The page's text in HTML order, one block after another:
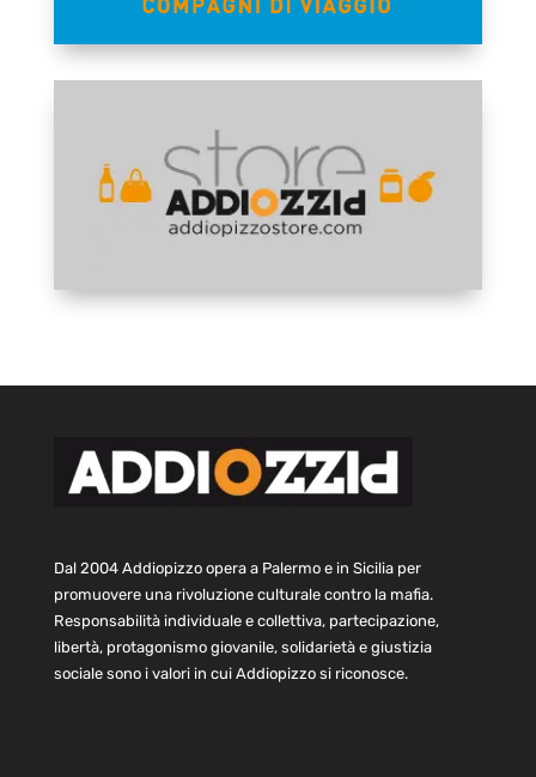
Dal 2004 Addiopizzo opera a Palermo e in Sicilia per
promuovere una rivoluzione culturale contro la mafia.
Responsabilità individuale e collettiva, partecipazione,
libertà, protagonismo giovanile, solidarietà e giustizia
sociale sono i valori in cui Addiopizzo si riconosce.